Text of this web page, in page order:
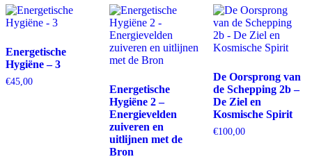
Energetische
Hygiëne – 3
€45,00
Energetische
Hygiëne 2 –
Energievelden
zuiveren en
uitlijnen met de
Bron
De Oorsprong van
de Schepping 2b –
De Ziel en
Kosmische Spirit
€100,00